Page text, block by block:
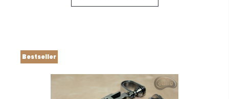
Bestseller